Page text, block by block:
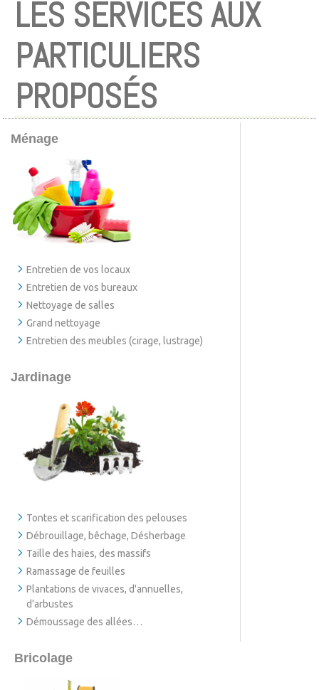
LES SERVICES AUX
PARTICULIERS
PROPOSÉS
Ménage
Entretien de vos locaux
Entretien de vos bureaux
Nettoyage de salles
Grand nettoyage
Entretien des meubles (cirage, lustrage)
Jardinage
Tontes et scarification des pelouses
Débrouillage, bêchage, Désherbage
Taille des haies, des massifs
Ramassage de feuilles
Plantations de vivaces, d'annuelles,
d'arbustes
Démoussage des allées…
Bricolage